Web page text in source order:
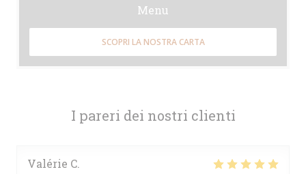
I pareri dei nostri clienti
Valérie C
Menu
SCOPRI LA NOSTRA CARTA